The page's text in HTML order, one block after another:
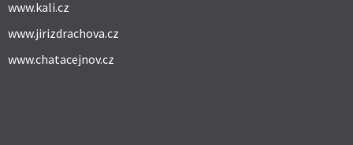
www.kali.cz
www.jirizdrachova.cz
www.chatacejnov.cz